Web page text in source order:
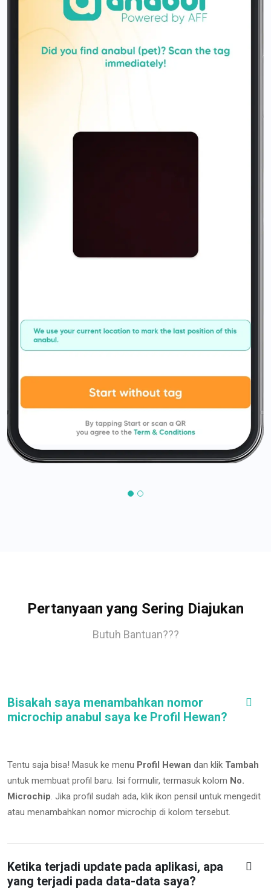
Pertanyaan yang Sering Diajukan
Butuh Bantuan???
Bisakah saya menambahkan nomor
microchip anabul saya ke Profil Hewan?
Tentu saja bisa! Masuk ke menu Profil Hewan dan klik Tambah
untuk membuat profil baru. Isi formulir, termasuk kolom No.
Microchip. Jika profil sudah ada, klik ikon pensil untuk mengedit
atau menambahkan nomor microchip di kolom tersebut.
Ketika terjadi update pada aplikasi, apa
yang terjadi pada data-data saya?